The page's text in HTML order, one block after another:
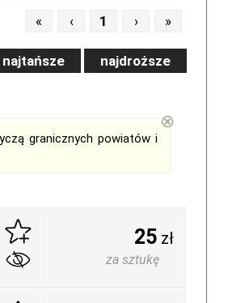
« ‹ 1 › »
najtańsze najdroższe
granicznych powiatów i
⊗
25 zł
za sztukę